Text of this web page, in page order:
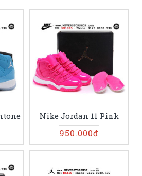
Nike Jordan 11 Pink
950.000đ